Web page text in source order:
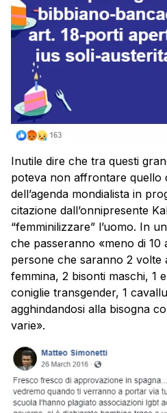
Inutile dire che tra questi
poteva non affrontare quello
dell’agenda mondialista in
citazione dall’onnipresente
“femminilizzare” l’uomo. In
che passeranno «meno di 10
persone che saranno 2 volte
femmina, 2 bisonti maschi, 1
coniglie transgender, 1
agghindandosi alla bisogna
varie».